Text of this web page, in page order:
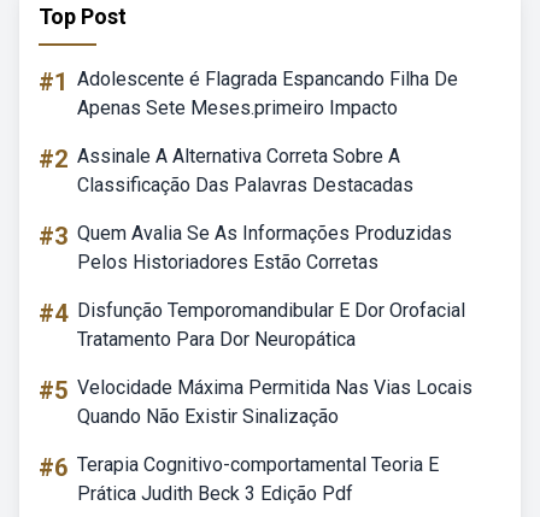
Top Post
#1 Adolescente é Flagrada Espancando Filha De
Apenas Sete Meses.primeiro Impacto
#2 Assinale A Alternativa Correta Sobre A
Classificação Das Palavras Destacadas
#3 Quem Avalia Se As Informações Produzidas
Pelos Historiadores Estão Corretas
#4 Disfunção Temporomandibular E Dor Orofacial
Tratamento Para Dor Neuropática
#5 Velocidade Máxima Permitida Nas Vias Locais
Quando Não Existir Sinalização
#6 Terapia Cognitivo-comportamental Teoria E
Prática Judith Beck 3 Edição Pdf